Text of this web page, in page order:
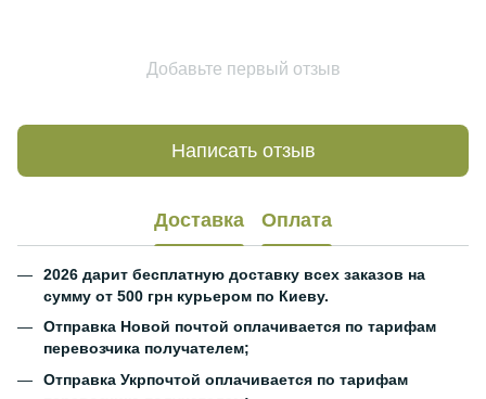
Добавьте первый отзыв
Написать отзыв
Доставка Оплата
2026 дарит бесплатную доставку всех заказов на
сумму от 500 грн курьером по Киеву.
Отправка Новой почтой оплачивается по тарифам
перевозчика получателем;
Отправка Укрпочтой оплачивается по тарифам